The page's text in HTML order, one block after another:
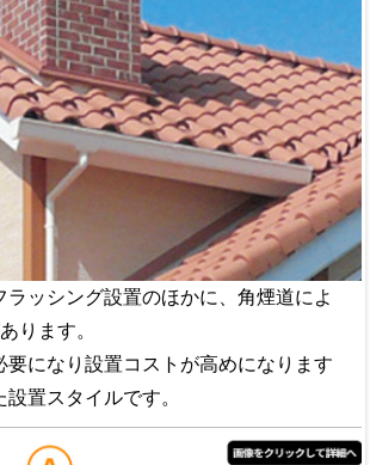
ラッシング設置のほかに、角煙道によ
ります。
要になり設置コストが高めになります
置スタイルです。